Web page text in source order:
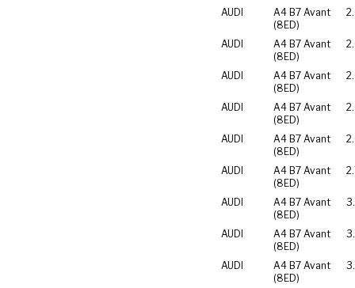
AUDI
A4 B7 Avant
(8ED)
AUDI
A4 B7 Avant
(8ED)
AUDI
A4 B7 Avant
(8ED)
AUDI
A4 B7 Avant
(8ED)
AUDI
A4 B7 Avant
(8ED)
AUDI
A4 B7 Avant
(8ED)
AUDI
A4 B7 Avant
(8ED)
AUDI
A4 B7 Avant
(8ED)
AUDI
A4 B7 Avant
(8ED)